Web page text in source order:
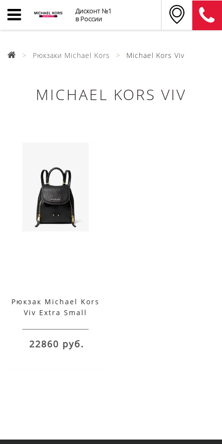
Дисконт №1
в России
Рюкзаки Michael Kors Michael Kors Viv
MICHAEL KORS VIV
Рюкзак Michael Kors
Viv Extra Small
22860 руб.